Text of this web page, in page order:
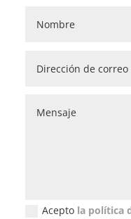
Acepto la política